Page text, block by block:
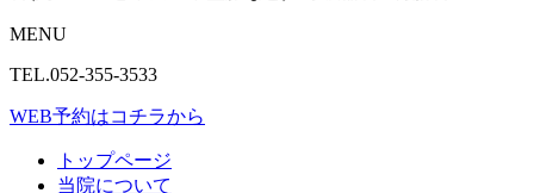
MENU
TEL.052-355-3533
WEB予約はコチラから
トップページ
当院について